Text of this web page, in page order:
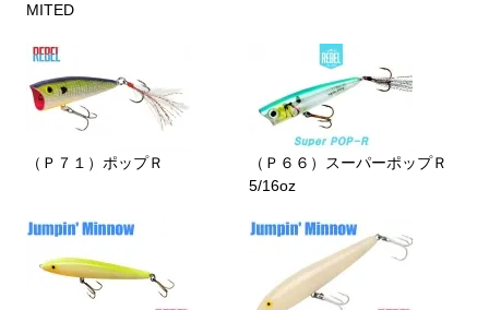
MITED
（Ｐ７１）ポップＲ
（Ｐ６６）スーパーポップＲ
5/16oz